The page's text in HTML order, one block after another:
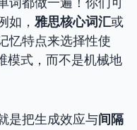
如， 雅思核心词汇或
忆特点来选择性使
模式，而不是机械地
是把生成效应与间隔